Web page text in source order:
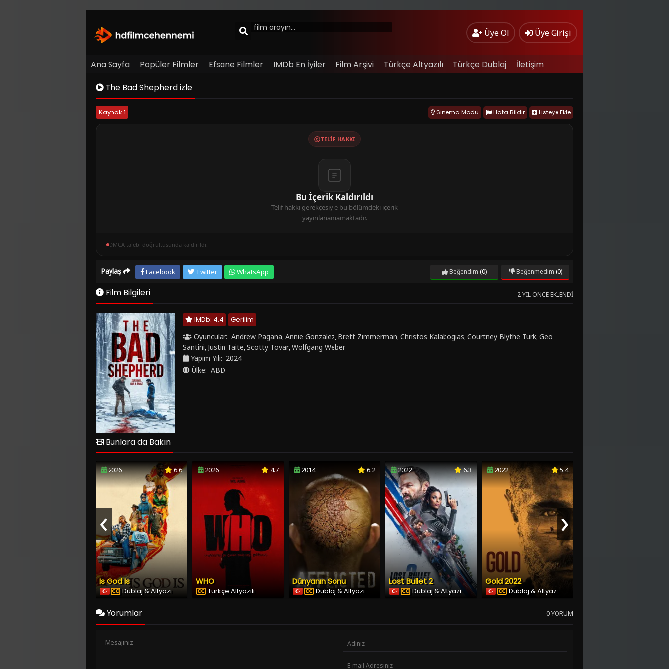
Üye Ol Üye Girişi
Ana Sayfa Popüler Filmler Efsane Filmler IMDb En İyiler Film Arşivi Türkçe Altyazılı Türkçe Dublaj
İletişim
The Bad Shepherd izle
Kaynak 1 Listeye Ekle
Hata Bildir
Sinema Modu
TELIF HAKKI
Bu İçerik Kaldırıldı
Telif hakkı gerekçesiyle bu bölümdeki içerik
yayınlanamamaktadır.
DMCA talebi doğrultusunda kaldırıldı.
Paylaş Facebook Twitter WhatsApp Beğendim (0) Beğenmedim (0)
Film Bilgileri 2 YIL ÖNCE EKLENDI
IMDb: 4.4
Gerilim
Oyuncular: Andrew Pagana,Annie Gonzalez, Brett Zimmerman,Christos Kalabogias,Courtney Blythe Turk,Geo
Santini, Justin Taite,Scotty Tovar,Wolfgang Weber
Yapım Yılı: 2024
Ülke: ABD
Bunlara da Bakın
2026 6.6
Is God Is
Dublaj & Altyazı
2026 4.7
WHO
Türkçe Altyazılı
2014 6.2
Dünyanın Sonu
Dublaj & Altyazı
2022 6.3
Lost Bullet 2
Dublaj & Altyazı
2022 5.4
Gold 2022
Dublaj & Altyazı
‹ ›
Yorumlar 0 YORUM